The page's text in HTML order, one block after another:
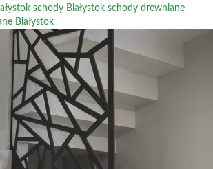
schody Białystok schody drewniane
Białystok